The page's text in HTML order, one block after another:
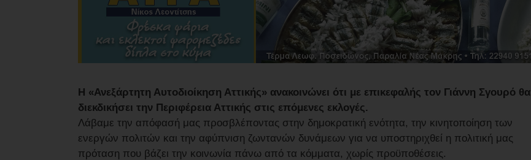
Η «Ανεξάρτητη Αυτοδιοίκηση Αττικής» ανακοινώνει ότι με επικεφαλής τον Γιάννη Σγουρό θα
διεκδικήσει την Περιφέρεια Αττικής στις επόμενες εκλογές.
Λάβαμε την απόφασή μας προσβλέποντας στην δημοκρατική ενότητα, την κινητοποίηση των
ενεργών πολιτών και την αφύπνιση ζωντανών δυνάμεων για να υποστηριχθεί η πολιτική μας
πρόταση που βάζει την κοινωνία πάνω από τα κόμματα, χωρίς προϋποθέσεις.